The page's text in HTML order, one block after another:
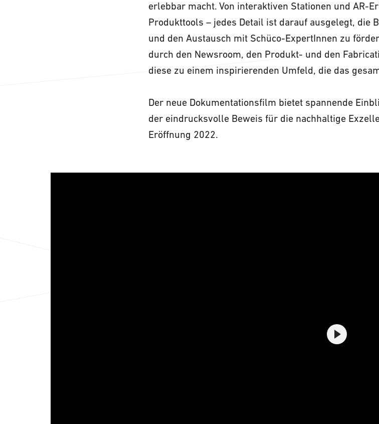
erlebbar macht. Von interaktiven Stationen und AR-
Produkttools – jedes Detail ist darauf ausgelegt, die
und den Austausch mit Schüco-ExpertInnen zu
durch den Newsroom, den Produkt- und den
diese zu einem inspirierenden Umfeld, die das
Der neue Dokumentationsfilm bietet spannende
der eindrucksvolle Beweis für die nachhaltige
Eröffnung 2022.